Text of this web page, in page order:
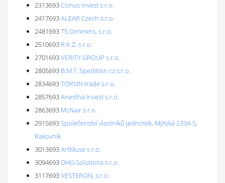
2313693Conus invest s.r.o.
2417693ALEAR Czech s.r.o.
2481693TS Dimmers, s.r.o.
2510693 R.K.Z. s.r.o.
2701693VERITY GROUP s.r.o.
2805693 B.M.T. Spedition cz s.r.o.
2834693TORSIN trade s.r.o.
2857693Anestha Invest s.r.o.
2863693 McNair s.r.o.
2915693Společenství vlastníků jednotek, Mýtská 2334-5,
Rakovník
3013693ArtMuse s.r.o.
3094693 DHG Solutions s.r.o.
3117693VESTERON, s.r.o.